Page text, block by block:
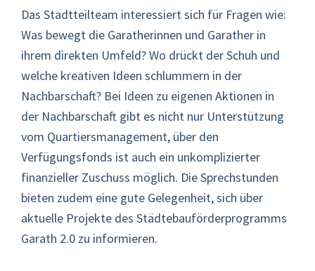
Das Stadtteilteam interessiert sich für Fragen wie:
Was bewegt die Garatherinnen und Garather in
ihrem direkten Umfeld? Wo drückt der Schuh und
welche kreativen Ideen schlummern in der
Nachbarschaft? Bei Ideen zu eigenen Aktionen in
der Nachbarschaft gibt es nicht nur Unterstützung
vom Quartiersmanagement, über den
Verfügungsfonds ist auch ein unkomplizierter
finanzieller Zuschuss möglich. Die Sprechstunden
bieten zudem eine gute Gelegenheit, sich über
aktuelle Projekte des Städtebauförderprogramms
Garath 2.0 zu informieren.